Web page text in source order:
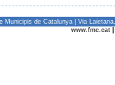
Municipis de Catalunya | Via
www.fmc.cat